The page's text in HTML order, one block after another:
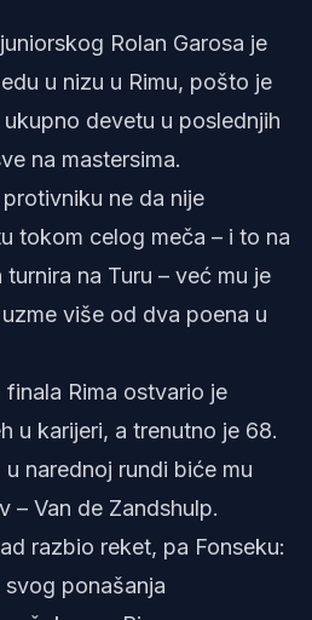
Rolan Garosa je
u nizu u Rimu, pošto je
devetu u poslednjih
na mastersima.
ne da nije
tokom celog meča – i to na
na Turu – već mu je
više od dva poena u
finala Rima ostvario je
u karijeri, a trenutno je 68.
narednoj rundi biće mu
– Van de Zandshulp.
razbio reket, pa Fonseku:
svog ponašanja